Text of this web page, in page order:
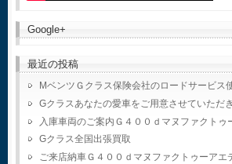
Google+
最近の投稿
MベンツＧクラス保険会社のロードサービス
Gクラスあなたの愛車をご用意させていただ
入庫車両のご案内Ｇ４００ｄマヌファクトゥ
Gクラス全国出張買取
ご来店納車Ｇ４００ｄマヌファクトゥーアエ